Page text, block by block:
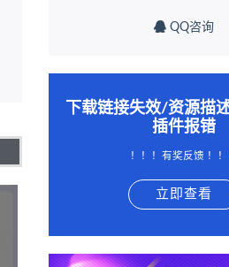
QQ咨询
下载链接失效/资源描
插件报错
！！！有奖反馈 ！！
立即查看